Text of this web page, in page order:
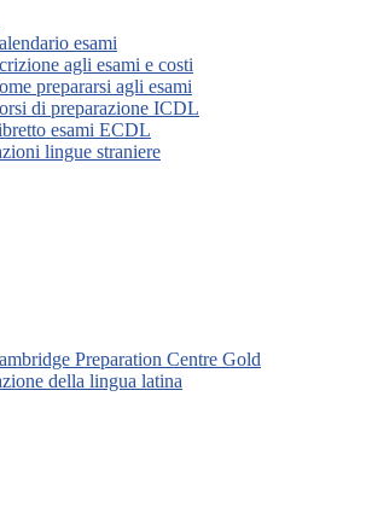
esami
agli esami e costi
prepararsi agli esami
di preparazione ICDL
esami ECDL
lingue straniere
Preparation Centre Gold
della lingua latina